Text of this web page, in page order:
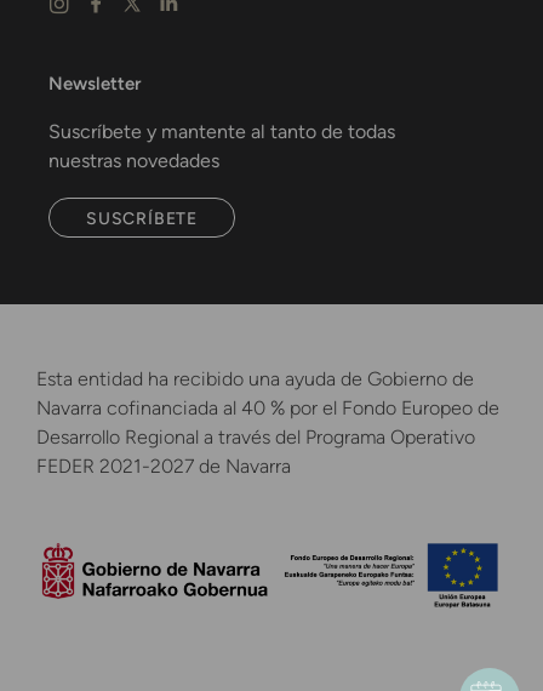
Newsletter
Suscríbete y mantente al tanto de todas
nuestras novedades
SUSCRÍBETE
Esta entidad ha recibido una ayuda de Gobierno de
Navarra cofinanciada al 40 % por el Fondo Europeo de
Desarrollo Regional a través del Programa Operativo
FEDER 2021-2027 de Navarra